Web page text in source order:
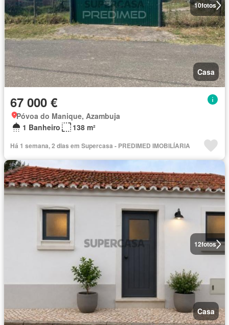
10fotos
Casa
67 000 €
Póvoa do Manique, Azambuja
1 Banheiro
138 m²
Há 1 semana, 2 dias em Supercasa - PREDIMED IMOBILÍARIA
12fotos
Casa